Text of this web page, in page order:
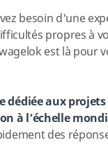
besoin d'une
propres à
est là pour
dédiée aux projets
à l’échelle
des